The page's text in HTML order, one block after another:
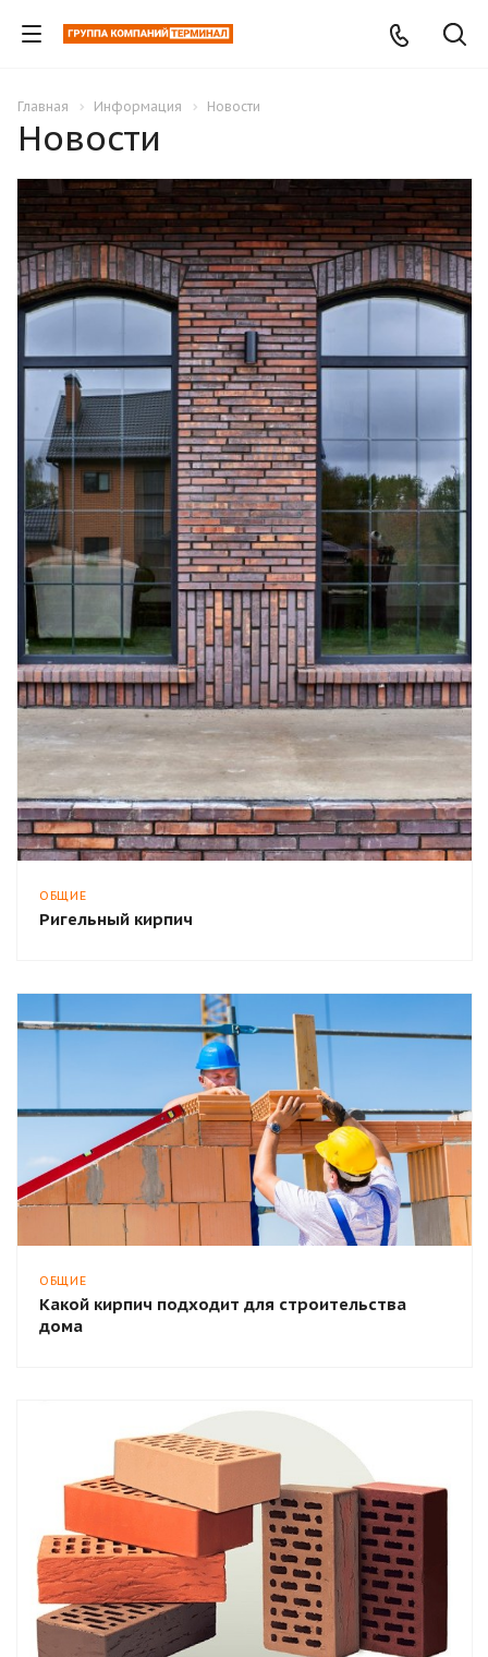
Главная Информация Новости
Новости
ОБЩИЕ
Ригельный кирпич
ОБЩИЕ
Какой кирпич подходит для строительства
дома